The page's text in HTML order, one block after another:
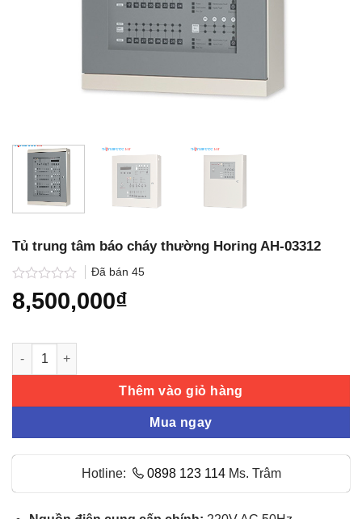
Tủ trung tâm báo cháy thường Horing AH-03312
Được
xếp
5
sao
Đã bán 45
8,500,000₫
Tủ trung tâm báo cháy thường Horing AH-03312 số lượng
Thêm vào giỏ hàng
Mua ngay
Hotline: 0898 123 114Ms. Trâm